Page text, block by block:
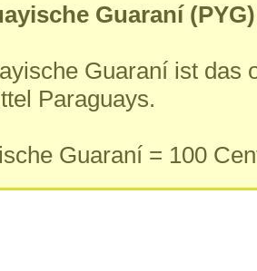
Guaraní
Guaraní ist das
Paraguays.
Guaraní = 100